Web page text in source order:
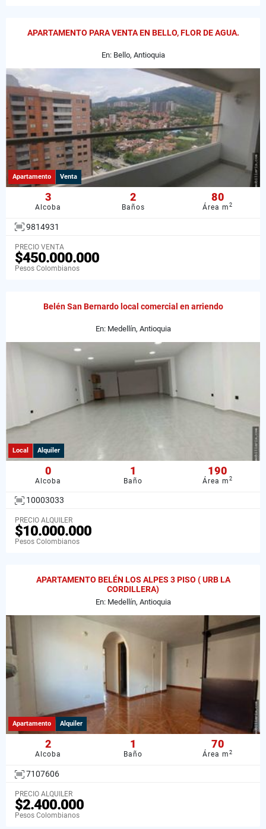
APARTAMENTO PARA VENTA EN BELLO, FLOR DE AGUA.
En: Bello, Antioquia
Apartamento Venta
3
Alcoba
2
Baños
80
Área m2
9814931
PRECIO VENTA
$450.000.000
Pesos Colombianos
Belén San Bernardo local comercial en arriendo
En: Medellín, Antioquia
Local Alquiler
0
Alcoba
1
Baño
190
Área m2
10003033
PRECIO ALQUILER
$10.000.000
Pesos Colombianos
APARTAMENTO BELÉN LOS ALPES 3 PISO ( URB LA
CORDILLERA)
En: Medellín, Antioquia
Apartamento Alquiler
2
Alcoba
1
Baño
70
Área m2
7107606
PRECIO ALQUILER
$2.400.000
Pesos Colombianos